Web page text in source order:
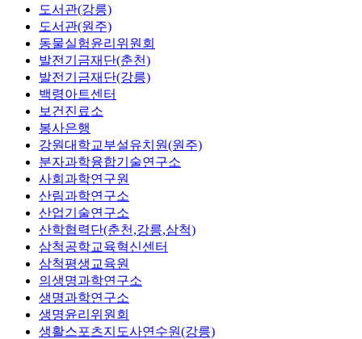
도서관(강릉)
도서관(원주)
동물실험윤리위원회
발전기금재단(춘천)
발전기금재단(강릉)
백령아트센터
보건진료소
봉사은행
강원대학교부설유치원(원주)
분자과학융합기술연구소
사회과학연구원
산림과학연구소
산업기술연구소
산학협력단(춘천,강릉,삼척)
삼척공학교육혁신센터
삼척평생교육원
의생명과학연구소
생명과학연구소
생명윤리위원회
생활스포츠지도사연수원(강릉)